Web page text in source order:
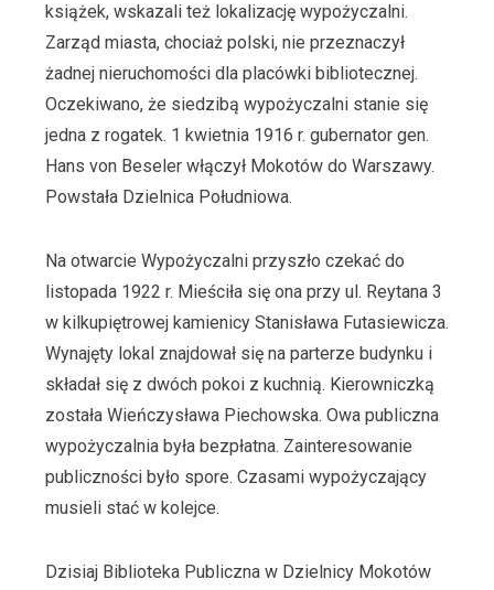
książek, wskazali też lokalizację wypożyczalni.
Zarząd miasta, chociaż polski, nie przeznaczył
żadnej nieruchomości dla placówki bibliotecznej.
Oczekiwano, że siedzibą wypożyczalni stanie się
jedna z rogatek. 1 kwietnia 1916 r. gubernator gen.
Hans von Beseler włączył Mokotów do Warszawy.
Powstała Dzielnica Południowa.
Na otwarcie Wypożyczalni przyszło czekać do
listopada 1922 r. Mieściła się ona przy ul. Reytana 3
w kilkupiętrowej kamienicy Stanisława Futasiewicza.
Wynajęty lokal znajdował się na parterze budynku i
składał się z dwóch pokoi z kuchnią. Kierowniczką
została Wieńczysława Piechowska. Owa publiczna
wypożyczalnia była bezpłatna. Zainteresowanie
publiczności było spore. Czasami wypożyczający
musieli stać w kolejce.
Dzisiaj Biblioteka Publiczna w Dzielnicy Mokotów